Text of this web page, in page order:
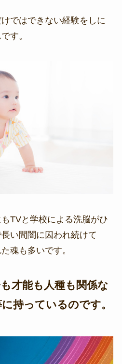
ではできない経験をしに
す。
TVと学校による洗脳がひ
い間闇に囚われ続けて
魂も多いです。
才能も人種も関係な
持っているのです。